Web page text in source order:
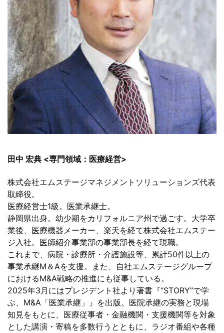
田中 宏典 <専門領域：医療経営>
株式会社エムステージマネジメントソリューションズ代表
取締役。
医療経営士1級。医業承継士。
静岡県出身。幼少期をカリフォルニア州で過ごす。大学卒
業後、医療機器メーカー、楽天を経て株式会社エムステー
ジ入社。医師紹介事業部の事業部長を経て現職。
これまで、病院・診療所・介護施設等、累計50件以上の
事業承継M＆Aを支援。また、自社エムステージグループ
におけるM&A戦略の推進にも従事している。
2025年3月にはプレジデント社より著書『“STORY”で学
ぶ、M&A「医業承継」』を出版。医院承継の実務と現場
知見をもとに、医療従事者・金融機関・支援機関等を対象
とした講演・寄稿を多数行うとともに、ラジオ番組や各種